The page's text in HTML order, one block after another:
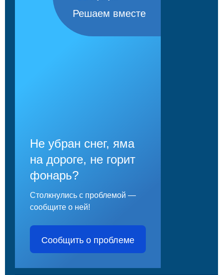
Решаем вместе
Не убран снег, яма
на дороге, не горит
фонарь?
Столкнулись с проблемой —
сообщите о ней!
Сообщить о проблеме